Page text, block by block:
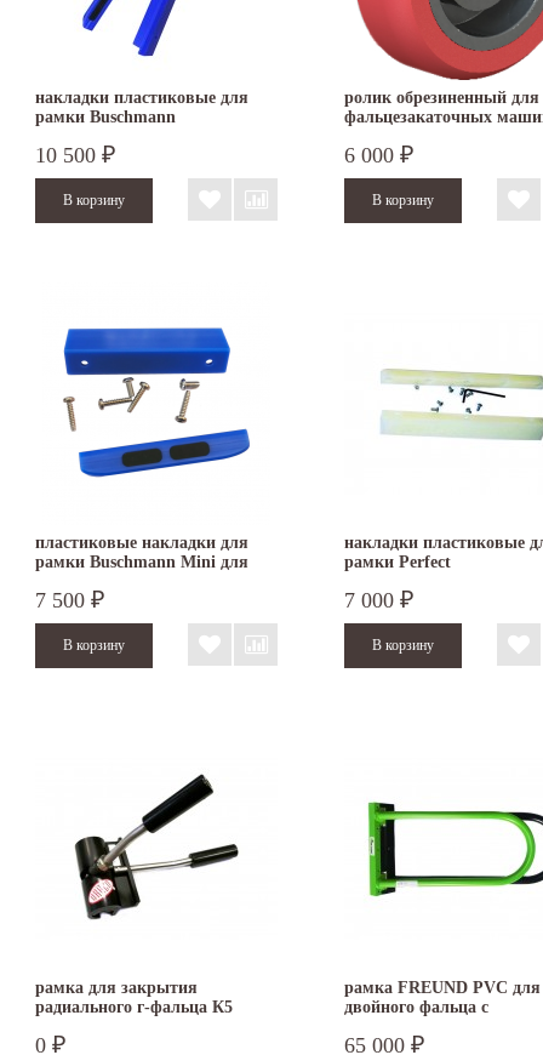
накладки пластиковые для
рамки Buschmann
10 500 ₽
ролик обрезиненный для
фальцезакаточных
6 000 ₽
пластиковые накладки для
рамки Buschmann Mini для
7 500 ₽
накладки пластиковые
рамки Perfect
7 000 ₽
рамка для закрытия
радиального г-фальца К5
0 ₽
рамка FREUND PVC для
двойного фальца с
65 000 ₽